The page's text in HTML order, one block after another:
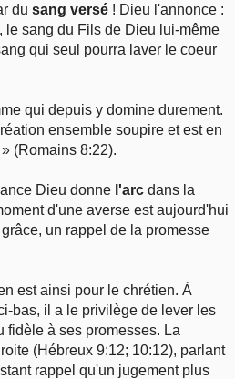
du sang versé ! Dieu l'annonce :
le sang du Fils de Dieu lui-même
qui seul pourra laver le coeur
qui depuis y domine durement.
ensemble soupire et est en
(Romains 8:22).
Dieu donne l'arc dans la
d'une averse est aujourd'hui
un rappel de la promesse
est ainsi pour le chrétien. À
bas, il a le privilège de lever les
fidèle à ses promesses. La
(Hébreux 9:12; 10:12), parlant
rappel qu'un jugement plus